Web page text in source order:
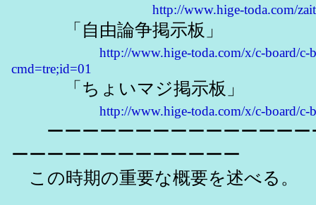
http://www.hige-toda.com/
「自由論争掲示板」
http://www.hige-toda.com/x/c-board/c-
cmd=tre;id=01
「ちょいマジ掲示板」
http://www.hige-toda.com/x/c-board/c-
ーーーーーーーーーーーーーーー
ーーーーーーーーーーーーー
この時期の重要な概要を述べる。